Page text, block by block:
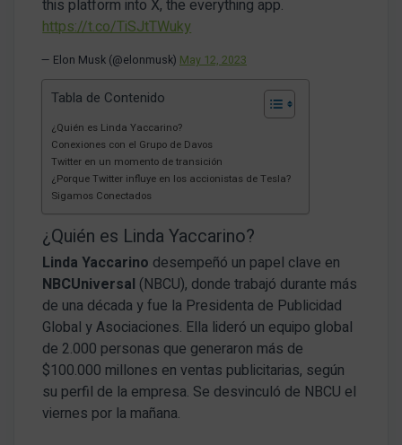
this platform into X, the everything app.
https://t.co/TiSJtTWuky
— Elon Musk (@elonmusk) May 12, 2023
Tabla de Contenido
¿Quién es Linda Yaccarino?
Conexiones con el Grupo de Davos
Twitter en un momento de transición
¿Porque Twitter influye en los accionistas de Tesla?
Sigamos Conectados
¿Quién es Linda Yaccarino?
Linda Yaccarino desempeñó un papel clave en
NBCUniversal (NBCU), donde trabajó durante más
de una década y fue la Presidenta de Publicidad
Global y Asociaciones. Ella lideró un equipo global
de 2.000 personas que generaron más de
$100.000 millones en ventas publicitarias, según
su perfil de la empresa. Se desvinculó de NBCU el
viernes por la mañana.